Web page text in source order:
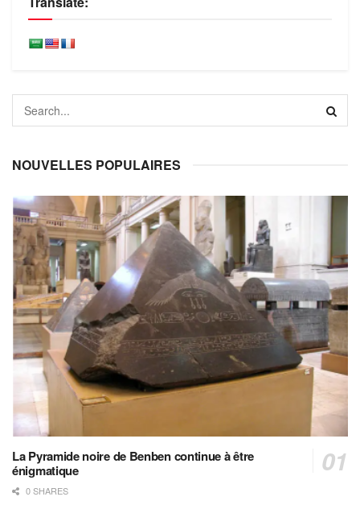
NOUVELLES POPULAIRES
La Pyramide noire de Benben continue à être
énigmatique
0 SHARES